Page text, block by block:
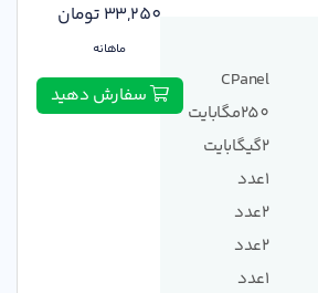
CPanel
250مگابایت
2گیگابایت
1عدد
2عدد
2عدد
1عدد
33,250 تومان
ماهانه
سفارش دهید